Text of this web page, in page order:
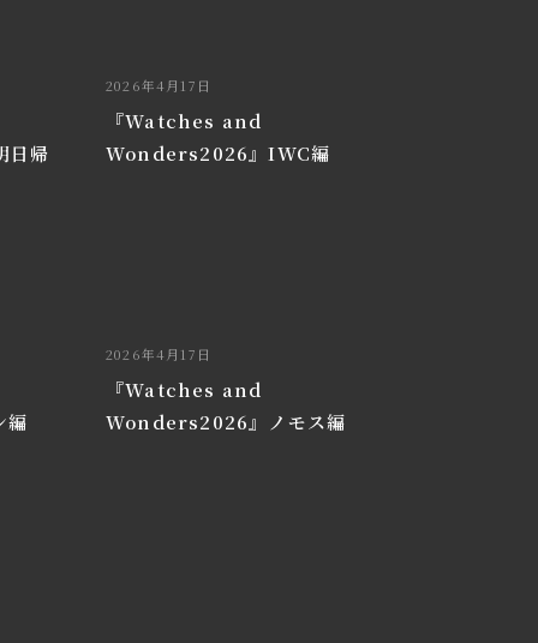
日帰
2026年4月17日
『Watches and
Wonders2026』IWC編
編
2026年4月17日
『Watches and
Wonders2026』ノモス編